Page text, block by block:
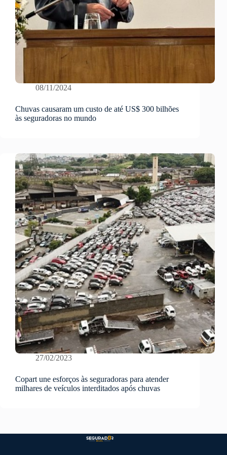
08/11/2024
Chuvas causaram um custo de até US$ 300 bilhões
às seguradoras no mundo
27/02/2023
Copart une esforços às seguradoras para atender
milhares de veículos interditados após chuvas